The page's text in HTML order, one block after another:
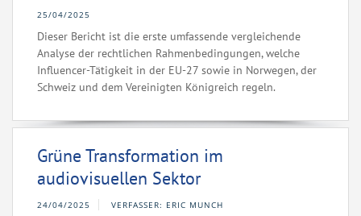
25/04/2025
Dieser Bericht ist die erste umfassende vergleichende
Analyse der rechtlichen Rahmenbedingungen, welche
Influencer-Tätigkeit in der EU-27 sowie in Norwegen, der
Schweiz und dem Vereinigten Königreich regeln.
Grüne Transformation im
audiovisuellen Sektor
24/04/2025 VERFASSER: ERIC MUNCH